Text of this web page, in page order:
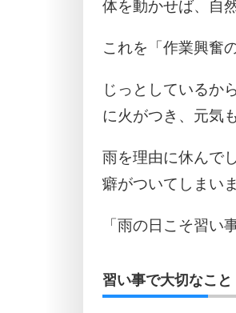
体を動かせば、自
これを「作業興奮
じっとしているか
に火がつき、元気
雨を理由に休んで
癖がついてしまいま
「雨の日こそ習い
習い事で大切なこと